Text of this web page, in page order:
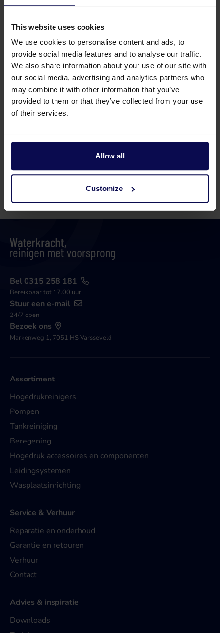
This website uses cookies
We use cookies to personalise content and ads, to
provide social media features and to analyse our traffic.
We also share information about your use of our site with
our social media, advertising and analytics partners who
may combine it with other information that you’ve
provided to them or that they’ve collected from your use
of their services.
Allow all
Customize
Heb je een vraag of hulp nodig?
zoektocht naar een oplossing die aansluit op
Bel 0315 258 181 Contact
Bel 0315 258 181
Bereikbaar tot 17.00 uur
Stuur een e-mail
24/7 open
Bezoek ons
Markenweg 1, 7051 HS Varsseveld
Assortiment
Hogedrukreinigers
Pompen
Tankreiniging
Beregening
Hogedruk accessoires en componenten
Leidingsystemen
Wasplaatsinrichting
Service & Verhuur
Reparatie en onderhoud
Garantie en retouren
Verhuur
Contact
Advies & inspiratie
Downloads